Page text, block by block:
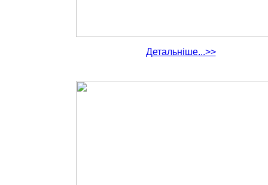
Детальніше...>>